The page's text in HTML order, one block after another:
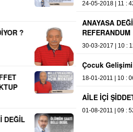
24-05-2018 | 11 : 42 24
ANAYASA DEĞİŞİKLİK MADDELERİ VE
REFERANDUM
30-03-2017 | 10 : 12 54
Çocuk Gelişimi Polikliniği Açıldı
18-01-2011 | 10 : 06 00
AİLE İÇİ ŞİDDETE ÇÖZÜM ARAYIŞLARI